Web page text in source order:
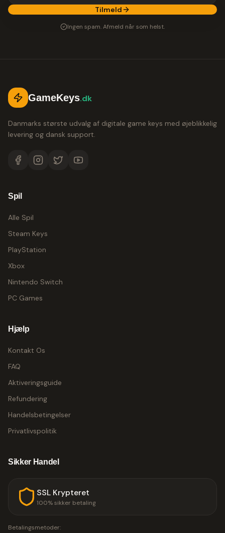
Tilmeld
Ingen spam. Afmeld når som helst.
GameKeys.dk
Danmarks største udvalg af digitale game keys med øjeblikkelig
levering og dansk support.
Spil
Alle Spil
Steam Keys
PlayStation
Xbox
Nintendo Switch
PC Games
Hjælp
Kontakt Os
FAQ
Aktiveringsguide
Refundering
Handelsbetingelser
Privatlivspolitik
Sikker Handel
SSL Krypteret
100% sikker betaling
Betalingsmetoder: